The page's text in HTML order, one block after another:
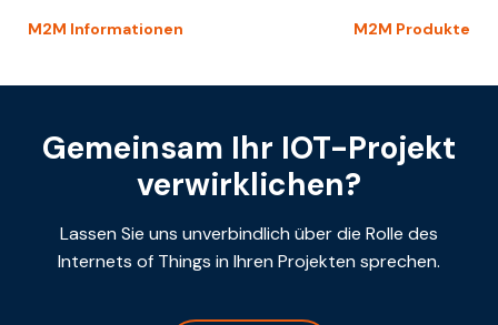
M2M Produkte
M2M Informationen
Gemeinsam Ihr IOT-Projekt
verwirklichen?
Lassen Sie uns unverbindlich über die Rolle des
Internets of Things in Ihren Projekten sprechen.